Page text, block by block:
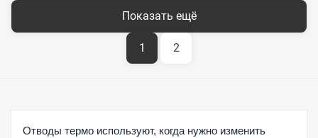
Показать ещё
1 2
Отводы термо используют, когда нужно изменить